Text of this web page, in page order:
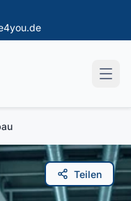
Teilen